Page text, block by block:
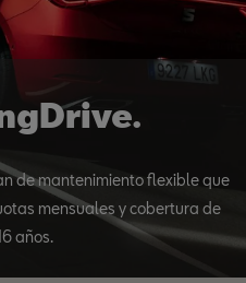
de mantenimiento flexible que
mensuales y cobertura de
años.